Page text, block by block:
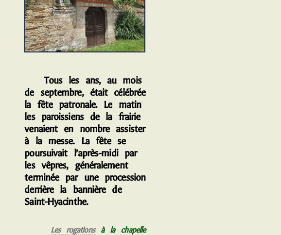
Tous les ans, au mois
de septembre, était célébrée
la fête patronale. Le matin
les paroissiens de la frairie
venaient en nombre assister
à la messe. La fête se
poursuivait l’après-midi par
les vêpres, généralement
terminée par une procession
derrière la bannière de
Saint-Hyacinthe.
Les rogationsà la chapelle